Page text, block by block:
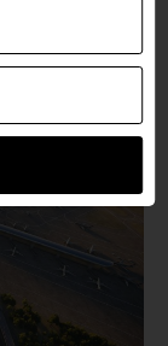
2022